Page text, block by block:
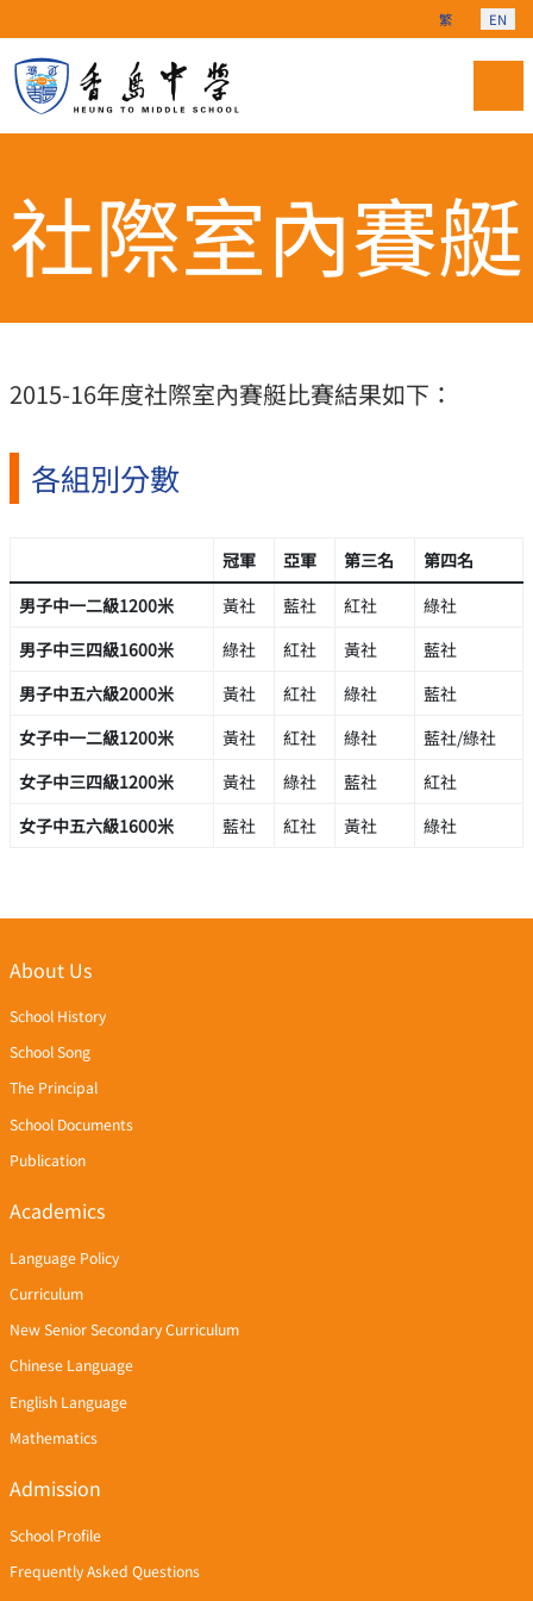
Select your
繁 EN
社際室內賽艇
2015-16年度社際室內賽艇比賽結果如下：
各組別分數
冠軍 亞軍 第三名
第四名
男子中一二級1200米
黃社 藍社 紅社
綠社
男子中三四級1600米
綠社 紅社 黃社
藍社
男子中五六級2000米
黃社 紅社 綠社
藍社
女子中一二級1200米
黃社 紅社 綠社
藍社/綠社
女子中三四級1200米
黃社 綠社 藍社
紅社
女子中五六級1600米
藍社 紅社 黃社 綠社
About Us
School History
School Song
The Principal
School Documents
Publication
Academics
Language Policy
Curriculum
New Senior Secondary Curriculum
Chinese Language
English Language
Mathematics
Admission
School Profile
Frequently Asked Questions